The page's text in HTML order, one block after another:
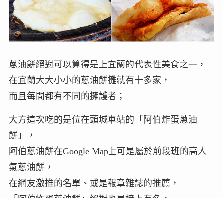
蔥油餅絕對可以算得是上宜蘭的代表性美食之一，
在宜蘭大大小小的蔥油餅攤就有十多家，
而且每間都有不同的擁護者；
大方這次吃的是位在頭城車站的「阿伯炸蛋蔥油
餅」，
阿伯蔥油餅在Google Map上可是屬於前段班的高人
氣蔥油餅，
在網友激推的名單、或是報章雜誌的推薦，